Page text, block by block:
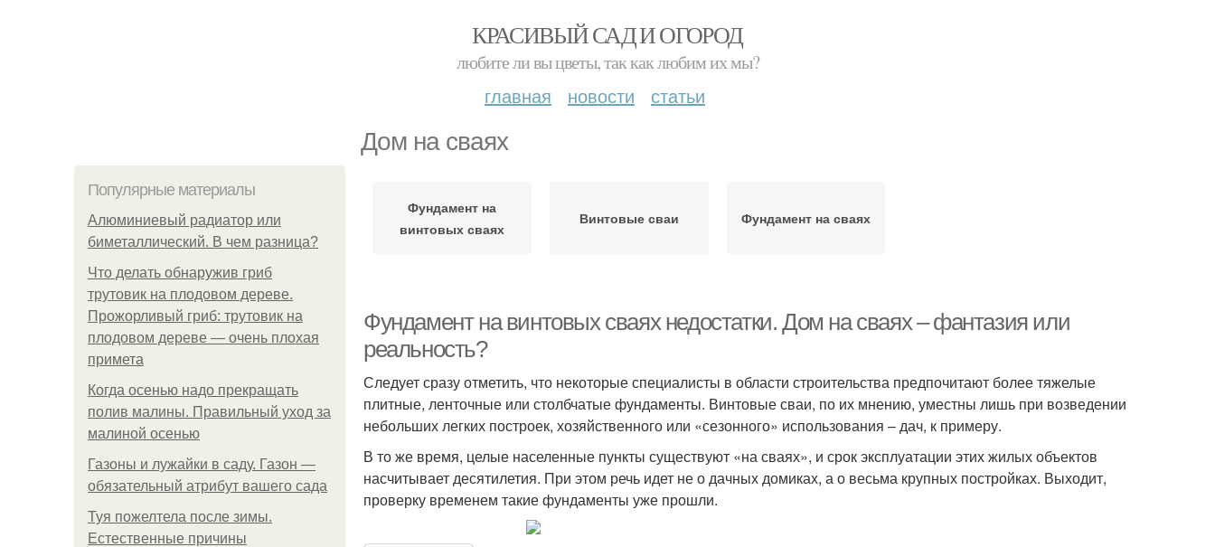
КРАСИВЫЙ САД И ОГОРОД
любите ли вы цветы, так как любим их мы?
главная новости статьи
Дом на сваях
Популярные материалы
Алюминиевый радиатор или
биметаллический. В чем разница?
Что делать обнаружив гриб
трутовик на плодовом дереве.
Прожорливый гриб: трутовик на
плодовом дереве — очень плохая
примета
Когда осенью надо прекращать
полив малины. Правильный уход за
малиной осенью
Газоны и лужайки в саду. Газон —
обязательный атрибут вашего сада
Туя пожелтела после зимы.
Естественные причины
Фундамент на
винтовых сваях
Винтовые сваи Фундамент на сваях
Фундамент на винтовых сваях недостатки. Дом на сваях – фантазия или
реальность?
Следует сразу отметить, что некоторые специалисты в области строительства предпочитают более тяжелые
плитные, ленточные или столбчатые фундаменты. Винтовые сваи, по их мнению, уместны лишь при возведении
небольших легких построек, хозяйственного или «сезонного» использования – дач, к примеру.
В то же время, целые населенные пункты существуют «на сваях», и срок эксплуатации этих жилых объектов
насчитывает десятилетия. При этом речь идет не о дачных домиках, а о весьма крупных постройках. Выходит,
проверку временем такие фундаменты уже прошли.